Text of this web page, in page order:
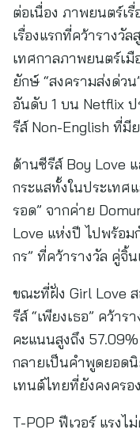
ต่อเนื่อง ภาพยนตร์เ
เรื่องแรกที่คว้ารางวั
เทศกาลภาพยนตร์เ
ยักษ์ “สงครามส่งด่ว
อันดับ 1 บน Netflix
รีส์ Non-English ที่มี
ด้านซีรีส์ Boy Love
กระแสทั้งในประเทศ
รอด” จากค่าย
Love แห่งปี ไปพร้อม
กร” ที่คว้ารางวัล คู่จิ้
ขณะที่ฝั่ง Girl Love
รีส์ “เพียงเธอ” คว้า
คะแนนสูงถึง 57.09%
กลายเป็นคำพูดยอด
เทนต์ไทยที่ยังคงครอ
T-POP ฟีเวอร์ แรง